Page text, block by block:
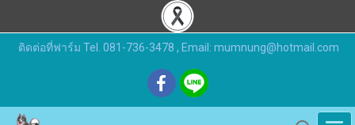
ติดต่อที่ฟาร์ม Tel. 081-736-3478 , Email: mumnung@hotmail.com